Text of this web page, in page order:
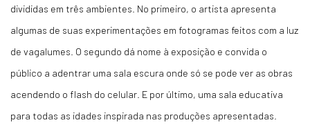
divididas em três ambientes. No primeiro, o artista apresenta
algumas de suas experimentações em fotogramas feitos com a luz
de vagalumes. O segundo dá nome à exposição e convida o
público a adentrar uma sala escura onde só se pode ver as obras
acendendo o flash do celular. E por último, uma sala educativa
para todas as idades inspirada nas produções apresentadas.